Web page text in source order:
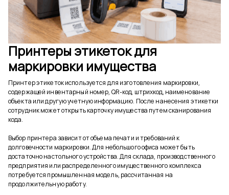
Принтеры этикеток для
маркировки имущества
Принтер этикеток используется для изготовления маркировки,
содержащей инвентарный номер, QR-код, штрихкод, наименование
объекта или другую учетную информацию. После нанесения этикетки
сотрудник может открыть карточку имущества путем сканирования
кода.
Выбор принтера зависит от объема печати и требований к
долговечности маркировки. Для небольшого офиса может быть
достаточно настольного устройства. Для склада, производственного
предприятия или распределенного имущественного комплекса
потребуется промышленная модель, рассчитанная на
продолжительную работу.